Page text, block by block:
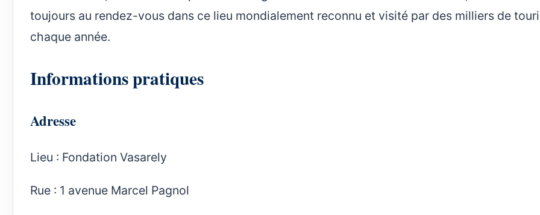
toujours au rendez-vous dans ce lieu mondialement reconnu et visité par des milliers de
chaque année.
Informations pratiques
Adresse
Lieu : Fondation Vasarely
Rue : 1 avenue Marcel Pagnol